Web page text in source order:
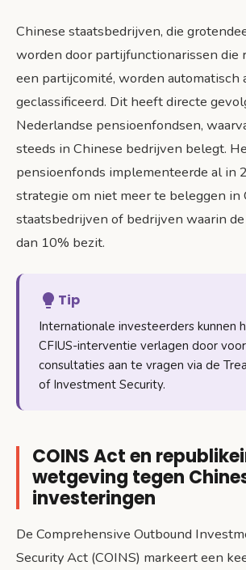
Chinese staatsbedrijven, die
worden door partijfunctionarissen die
een partijcomité, worden automatisch
geclassificeerd. Dit heeft directe
Nederlandse pensioenfondsen,
steeds in Chinese bedrijven belegt.
pensioenfonds implementeerde al in
strategie om niet meer te beleggen in
staatsbedrijven of bedrijven waarin
dan 10% bezit.
Tip
Internationale investeerders kunnen
CFIUS-interventie verlagen door
consultaties aan te vragen via de
of Investment Security.
COINS Act en
wetgeving tegen
investeringen
De Comprehensive Outbound
Security Act (COINS) markeert een